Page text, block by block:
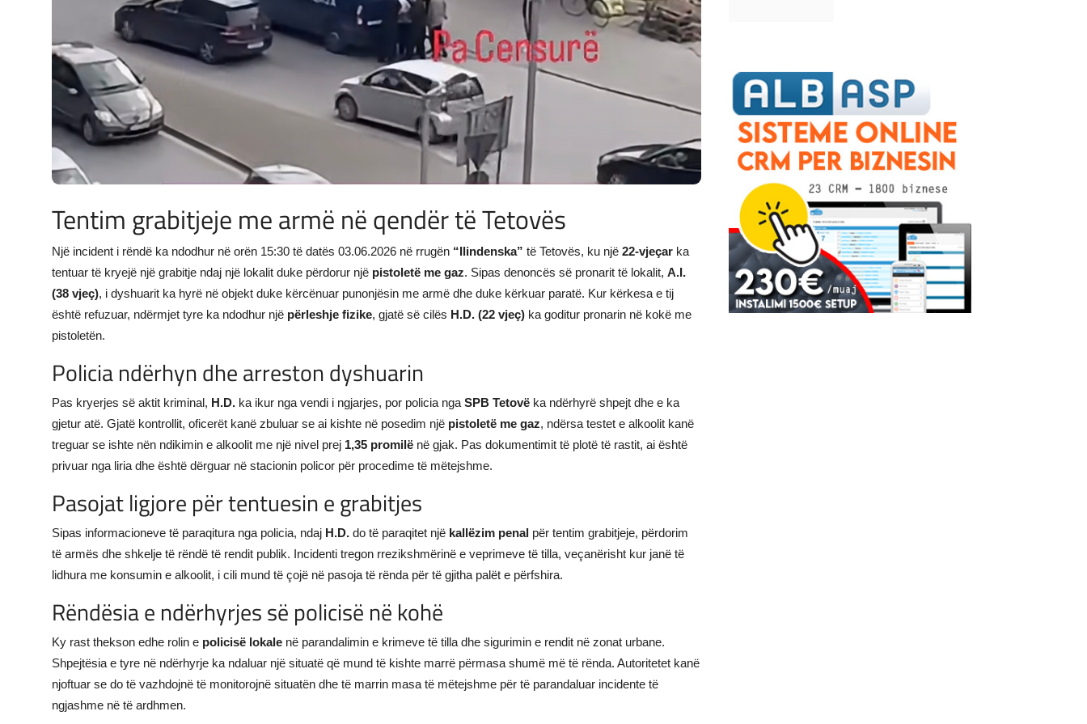
Tentim grabitjeje me armë në qendër të Tetovës
Një incident i rëndë ka ndodhur në orën 15:30 të datës 03.06.2026 në rrugën “Ilindenska” të Tetovës, ku një 22-vjeçar ka
tentuar të kryejë një grabitje ndaj një lokalit duke përdorur një pistoletë me gaz. Sipas denoncës së pronarit të lokalit, A.I.
(38 vjeç), i dyshuarit ka hyrë në objekt duke kërcënuar punonjësin me armë dhe duke kërkuar paratë. Kur kërkesa e tij
është refuzuar, ndërmjet tyre ka ndodhur një përleshje fizike, gjatë së cilës H.D. (22 vjeç) ka goditur pronarin në kokë me
pistoletën.
Policia ndërhyn dhe arreston dyshuarin
Pas kryerjes së aktit kriminal, H.D. ka ikur nga vendi i ngjarjes, por policia nga SPB Tetovë ka ndërhyrë shpejt dhe e ka
gjetur atë. Gjatë kontrollit, oficerët kanë zbuluar se ai kishte në posedim një pistoletë me gaz, ndërsa testet e alkoolit kanë
treguar se ishte nën ndikimin e alkoolit me një nivel prej 1,35 promilë në gjak. Pas dokumentimit të plotë të rastit, ai është
privuar nga liria dhe është dërguar në stacionin policor për procedime të mëtejshme.
Pasojat ligjore për tentuesin e grabitjes
Sipas informacioneve të paraqitura nga policia, ndaj H.D. do të paraqitet një kallëzim penal për tentim grabitjeje, përdorim
të armës dhe shkelje të rëndë të rendit publik. Incidenti tregon rrezikshmërinë e veprimeve të tilla, veçanërisht kur janë të
lidhura me konsumin e alkoolit, i cili mund të çojë në pasoja të rënda për të gjitha palët e përfshira.
Rëndësia e ndërhyrjes së policisë në kohë
Ky rast thekson edhe rolin e policisë lokale në parandalimin e krimeve të tilla dhe sigurimin e rendit në zonat urbane.
Shpejtësia e tyre në ndërhyrje ka ndaluar një situatë që mund të kishte marrë përmasa shumë më të rënda. Autoritetet kanë
njoftuar se do të vazhdojnë të monitorojnë situatën dhe të marrin masa të mëtejshme për të parandaluar incidente të
ngjashme në të ardhmen.